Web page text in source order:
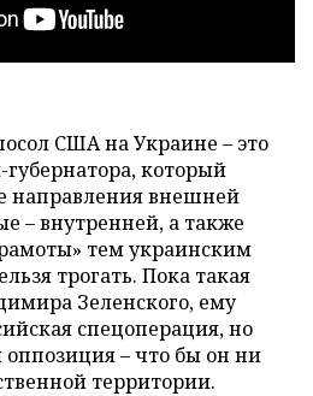
США на Украине – это
губернатора, который
направления внешней
– внутренней, а также
тем украинским
трогать. Пока такая
Зеленского, ему
спецоперация, но
– что бы он ни
территории.